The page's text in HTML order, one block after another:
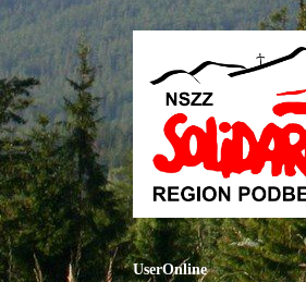
UserOnline